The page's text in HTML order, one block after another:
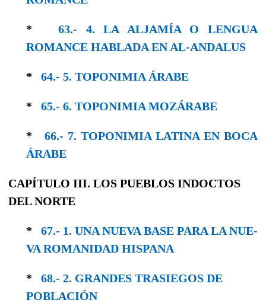
* 63.- 4. LA ALJAMÍA O LENGUA
ROMANCE HABLADA EN AL-ANDALUS
* 64.- 5. TOPONIMIA ÁRABE
* 65.- 6. TOPONIMIA MOZÁRABE
* 66.- 7. TOPONIMIA LATINA EN BOCA
ÁRABE
CAPÍTULO III. LOS PUEBLOS INDOCTOS
DEL NORTE
* 67.- 1. UNA NUEVA BASE PARA LA NUE­
VA ROMANIDAD HISPANA
* 68.- 2. GRANDES TRASIEGOS DE
POBLACIÓN